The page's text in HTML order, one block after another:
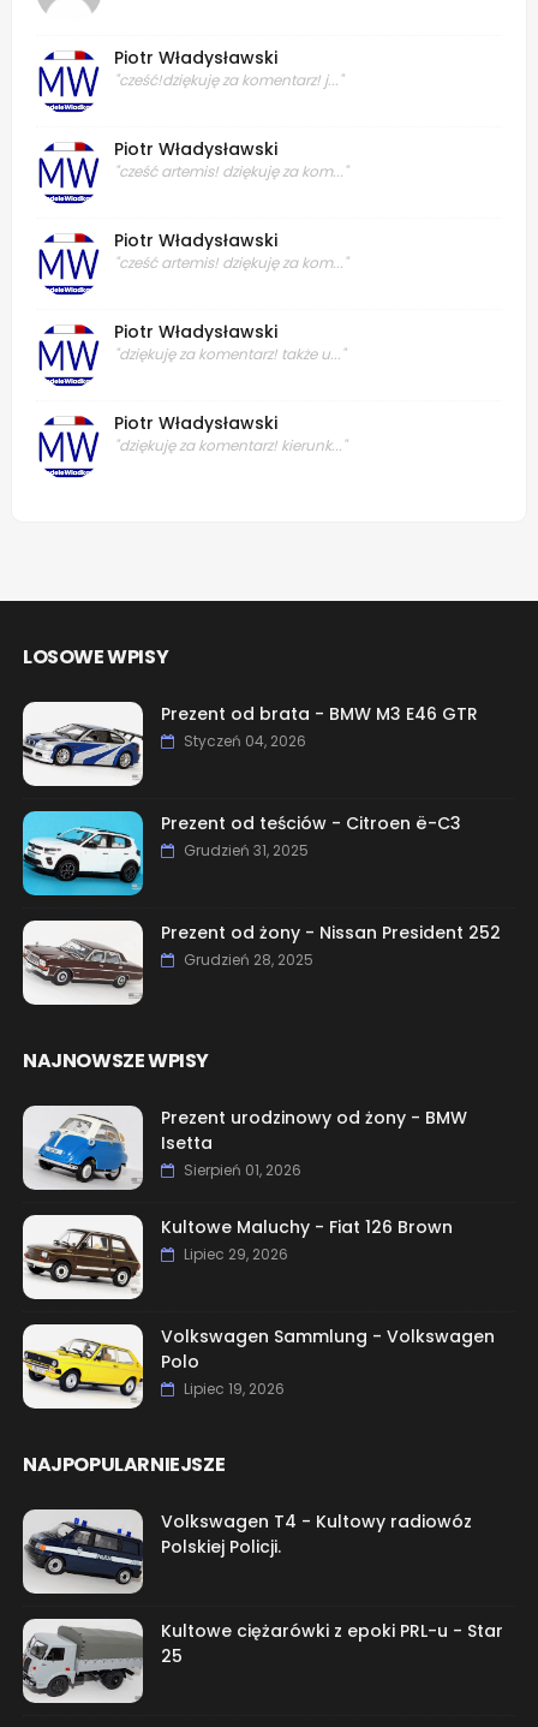
Piotr Władysławski
"cześć!dziękuję za komentarz! j..."
Piotr Władysławski
"cześć artemis! dziękuję za kom..."
Piotr Władysławski
"cześć artemis! dziękuję za kom..."
Piotr Władysławski
"dziękuję za komentarz! także u..."
Piotr Władysławski
"dziękuję za komentarz! kierunk..."
LOSOWE WPISY
Prezent od brata - BMW M3 E46 GTR
Styczeń 04, 2026
Prezent od teściów - Citroen ë-C3
Grudzień 31, 2025
Prezent od żony - Nissan President 252
Grudzień 28, 2025
NAJNOWSZE WPISY
Prezent urodzinowy od żony - BMW
Isetta
Sierpień 01, 2026
Kultowe Maluchy - Fiat 126 Brown
Lipiec 29, 2026
Volkswagen Sammlung - Volkswagen
Polo
Lipiec 19, 2026
NAJPOPULARNIEJSZE
Volkswagen T4 - Kultowy radiowóz
Polskiej Policji.
Kultowe ciężarówki z epoki PRL-u - Star
25